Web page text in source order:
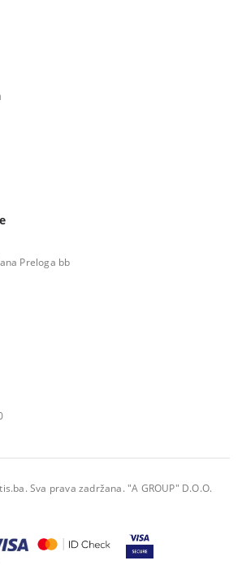
Preloga bb
Sva prava zadržana. "A GROUP" D.O.O.